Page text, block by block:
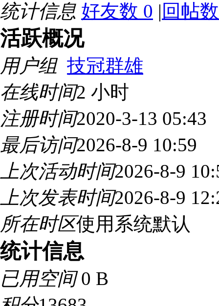
统计信息 好友数 0 | 回帖
活跃概况
用户组 技冠群雄
在线时间2 小时
注册时间2020-3-13 05:43
最后访问2026-8-9 10:59
上次活动时间2026-8-9
上次发表时间2026-8-9
所在时区使用系统默认
统计信息
已用空间0 B